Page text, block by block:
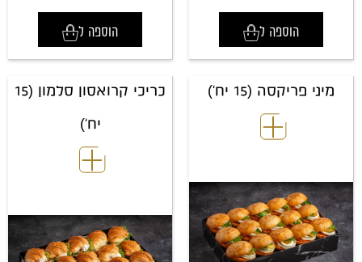
הוספה ל הוספה ל
מיני פריקסה (15 יח') כריכי קרואסון סלמון (15
יח')